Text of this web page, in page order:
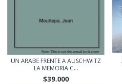
UN ARABE FRENTE A AUSCHWITZ
LA MEMORIA C...
$39.000